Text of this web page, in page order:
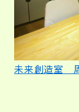
未来創造室